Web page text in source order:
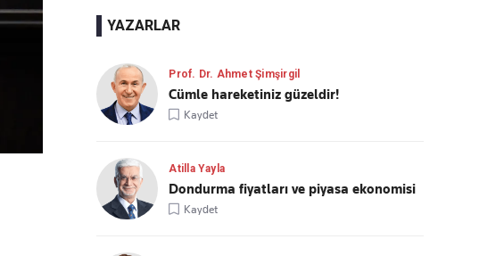
YAZARLAR
Prof. Dr. Ahmet Şimşirgil
Cümle hareketiniz güzeldir!
Kaydet
Atilla Yayla
Dondurma fiyatları ve piyasa ekonomisi
Kaydet